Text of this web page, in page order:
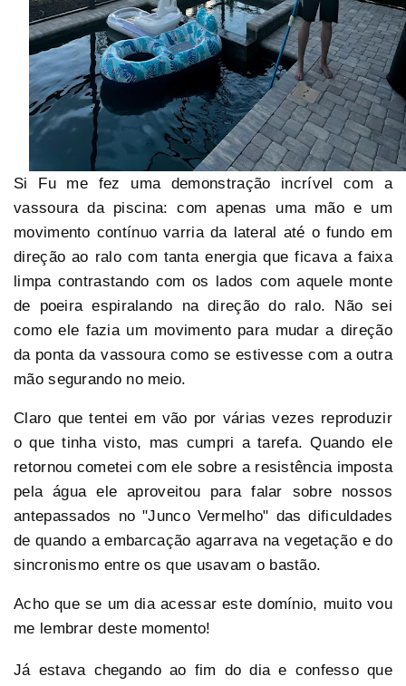
Si Fu me fez uma demonstração incrível com a
vassoura da piscina: com apenas uma mão e um
movimento contínuo varria da lateral até o fundo em
direção ao ralo com tanta energia que ficava a faixa
limpa contrastando com os lados com aquele monte
de poeira espiralando na direção do ralo. Não sei
como ele fazia um movimento para mudar a direção
da ponta da vassoura como se estivesse com a outra
mão segurando no meio.
Claro que tentei em vão por várias vezes reproduzir
o que tinha visto, mas cumpri a tarefa. Quando ele
retornou cometei com ele sobre a resistência imposta
pela água ele aproveitou para falar sobre nossos
antepassados no "Junco Vermelho" das dificuldades
de quando a embarcação agarrava na vegetação e do
sincronismo entre os que usavam o bastão.
Acho que se um dia acessar este domínio, muito vou
me lembrar deste momento!
Já estava chegando ao fim do dia e confesso que